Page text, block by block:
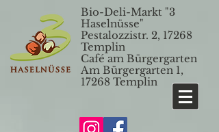
Bio-Deli-Markt "3
Haselnüsse"
Pestalozzistr. 2, 17268
Templin
Café am Bürgergarten
Am Bürgergarten 1,
17268 Templin